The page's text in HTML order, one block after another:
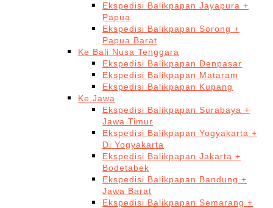
Ekspedisi Balikpapan Jayapura +
Papua
Ekspedisi Balikpapan Sorong +
Papua Barat
Ke Bali Nusa Tenggara
Ekspedisi Balikpapan Denpasar
Ekspedisi Balikpapan Mataram
Ekspedisi Balikpapan Kupang
Ke Jawa
Ekspedisi Balikpapan Surabaya +
Jawa Timur
Ekspedisi Balikpapan Yogyakarta +
Di Yogyakarta
Ekspedisi Balikpapan Jakarta +
Bodetabek
Ekspedisi Balikpapan Bandung +
Jawa Barat
Ekspedisi Balikpapan Semarang +